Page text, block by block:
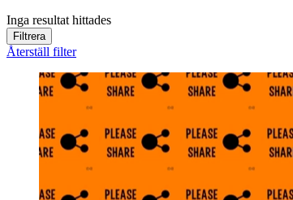
Inga resultat hittades
Filtrera
Återställ filter